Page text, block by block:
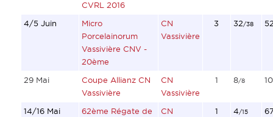
CVRL 2016
4/5 Juin
Micro
Porcelainorum
Vassivière CNV -
20ème
CN
Vassivière
3 32/38
29 Mai
Coupe Allianz CN
Vassivière
CN
Vassivière
1 8/8
14/16 Mai
62ème Régate de
CN
1 4/15